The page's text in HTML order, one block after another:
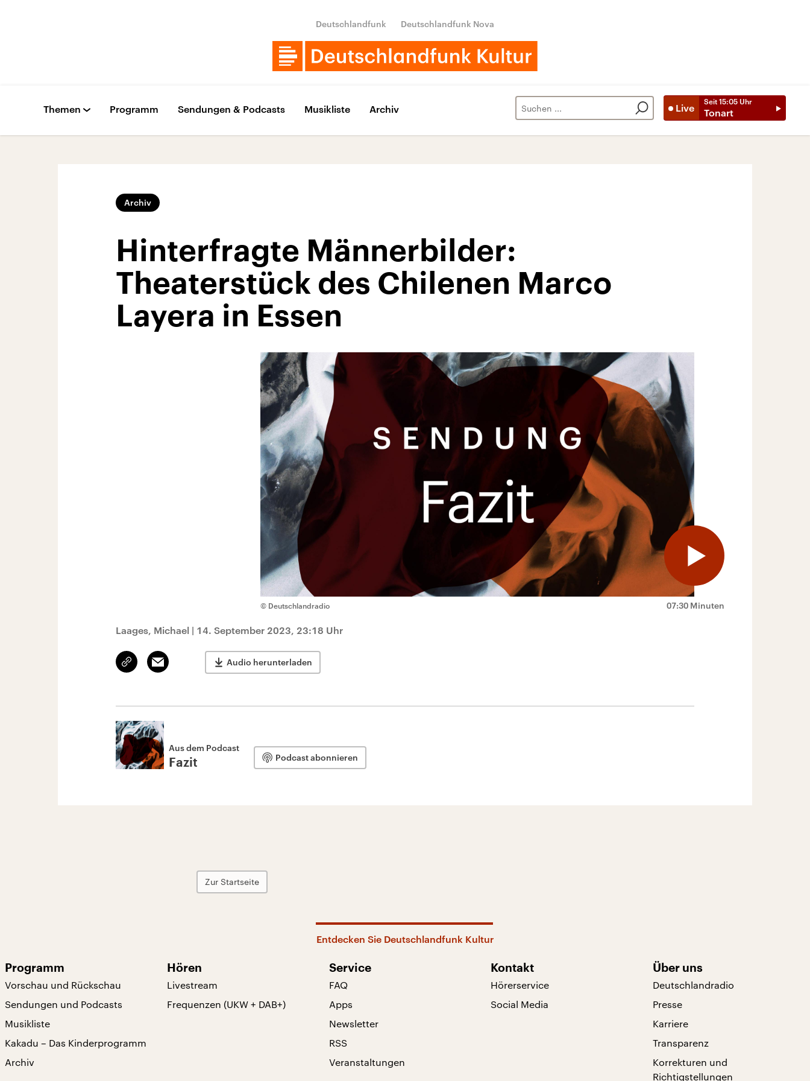
Deutschlandfunk Deutschlandfunk Nova
Live
Seit 15:05 Uhr
Tonart
Themen Programm Sendungen & Podcasts Musikliste Archiv
Archiv
Hinterfragte Männerbilder:
Theaterstück des Chilenen Marco
Layera in Essen
07:30 Minuten
© Deutschlandradio
Laages, Michael | 14. September 2023, 23:18 Uhr
Link
kopieren/teilen
Email Audio herunterladen
Aus dem Podcast
Fazit Podcast abonnieren
Zur Startseite
Entdecken Sie Deutschlandfunk Kultur
Programm
Vorschau und Rückschau
Sendungen und Podcasts
Musikliste
Kakadu – Das Kinderprogramm
Archiv
Hören
Livestream
Frequenzen (UKW + DAB+)
Service
FAQ
Apps
Newsletter
RSS
Veranstaltungen
Kontakt
Hörerservice
Social Media
Über uns
Deutschlandradio
Presse
Karriere
Transparenz
Korrekturen und
Richtigstellungen